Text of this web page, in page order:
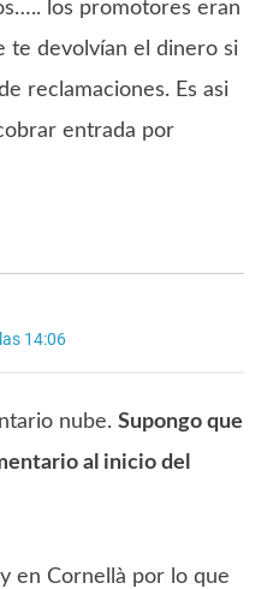
los promotores eran
te devolvían el dinero si
reclamaciones. Es asi
entrada por
14:06
nube.Supongo que
al inicio del
en Cornellà por lo que